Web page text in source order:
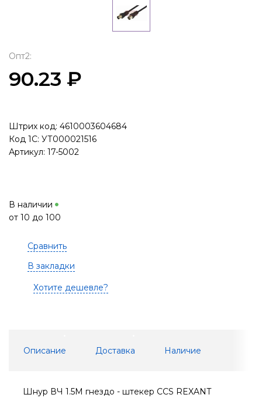
Опт2:
90.23 ₽
Штрих код: 4610003604684
Код 1С: УТ000021516
Артикул: 17-5002
В наличии
от 10 до 100
Сравнить
В закладки
Хотите дешевле?
Описание Доставка Наличие
Шнур ВЧ 1.5М гнездо - штекер CCS REXANT